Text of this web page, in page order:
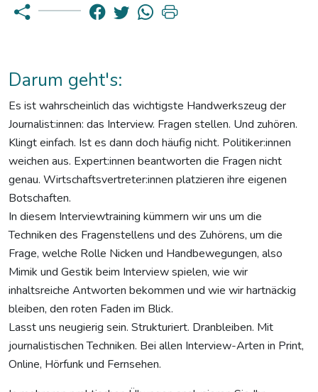
Darum geht's:
Es ist wahrscheinlich das wichtigste Handwerkszeug der
Journalist:innen: das Interview. Fragen stellen. Und zuhören.
Klingt einfach. Ist es dann doch häufig nicht. Politiker:innen
weichen aus. Expert:innen beantworten die Fragen nicht
genau. Wirtschaftsvertreter:innen platzieren ihre eigenen
Botschaften.
In diesem Interviewtraining kümmern wir uns um die
Techniken des Fragenstellens und des Zuhörens, um die
Frage, welche Rolle Nicken und Handbewegungen, also
Mimik und Gestik beim Interview spielen, wie wir
inhaltsreiche Antworten bekommen und wie wir hartnäckig
bleiben, den roten Faden im Blick.
Lasst uns neugierig sein. Strukturiert. Dranbleiben. Mit
journalistischen Techniken. Bei allen Interview-Arten in Print,
Online, Hörfunk und Fernsehen.